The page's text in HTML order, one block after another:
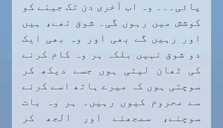
پائی۔۔۔ وہ اب آخری دن تک جینے کو
کوشش میں رہوں گی۔ شوق تھے، ہیں
اور رہیں گے بھی اور وہ بھی ایک
دو شوق نہیں بلکہ ہر وہ کام کرنے
کی ٹھان لیتی ہوں جسے دیکھ کر
سوچتی ہوں کہ میرے ہاتھ اسے کرنے
سے محروم کیوں رہیں۔ ہر وہ بات
سوچنے، سمجھنے اور الجھ کر